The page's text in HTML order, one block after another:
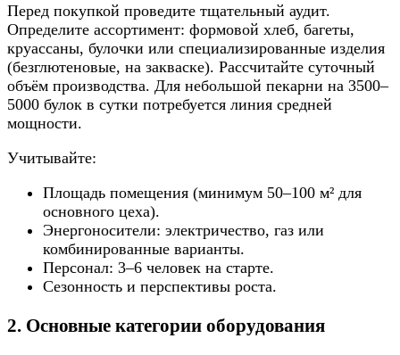
Перед покупкой проведите тщательный аудит.
Определите ассортимент: формовой хлеб, багеты,
круассаны, булочки или специализированные изделия
(безглютеновые, на закваске). Рассчитайте суточный
объём производства. Для небольшой пекарни на 3500–
5000 булок в сутки потребуется линия средней
мощности.
Учитывайте:
Площадь помещения (минимум 50–100 м² для
основного цеха).
Энергоносители: электричество, газ или
комбинированные варианты.
Персонал: 3–6 человек на старте.
Сезонность и перспективы роста.
2. Основные категории оборудования